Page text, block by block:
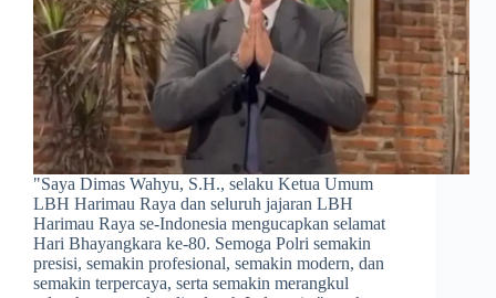
​"Saya Dimas Wahyu, S.H., selaku Ketua Umum
LBH Harimau Raya dan seluruh jajaran LBH
Harimau Raya se-Indonesia mengucapkan selamat
Hari Bhayangkara ke-80. Semoga Polri semakin
presisi, semakin profesional, semakin modern, dan
semakin terpercaya, serta semakin merangkul